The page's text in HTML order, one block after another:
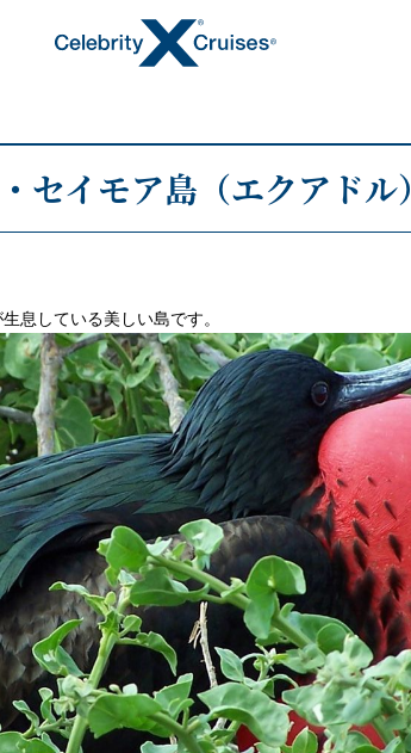
トピックス
キャンペーン・特集
客船のご案内
セイモア島（エクアドル）
息している美しい島です。